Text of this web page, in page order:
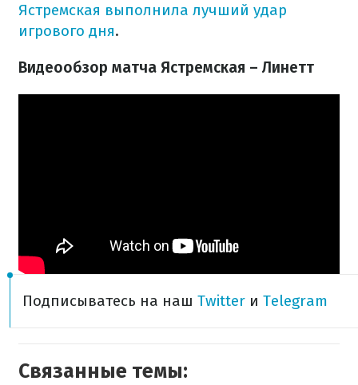
Ястремская выполнила лучший удар
игрового дня.
Видеообзор матча Ястремская – Линетт
Подписыватесь на наш Twitter и Telegram
Связанные темы: